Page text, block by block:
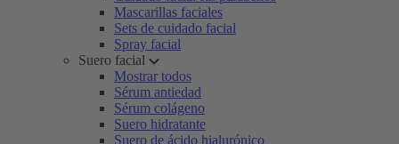
Mascarillas faciales
Sets de cuidado facial
Spray facial
Suero facial
Mostrar todos
Sérum antiedad
Sérum colágeno
Suero hidratante
Suero de ácido hialurónico